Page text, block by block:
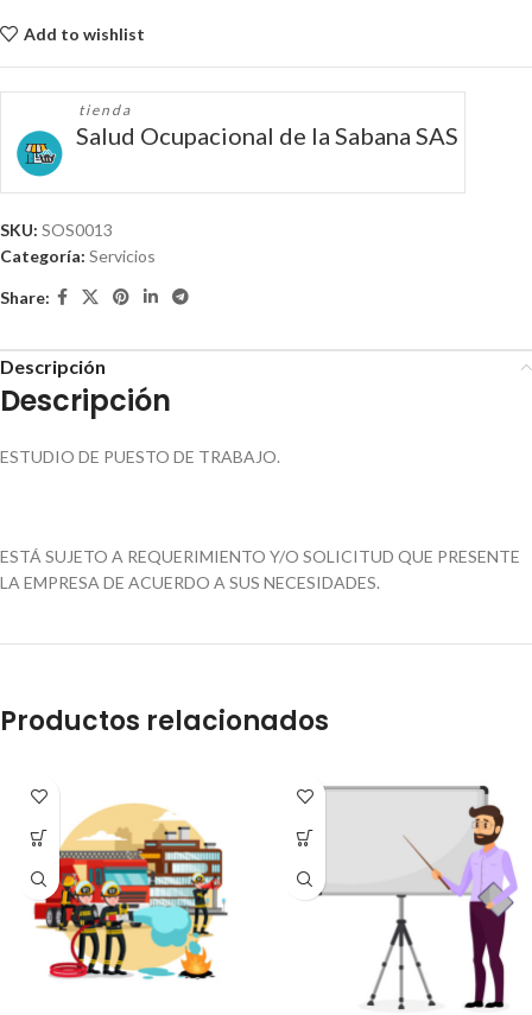
Add to wishlist
tienda
Salud Ocupacional de la Sabana SAS
SKU: SOS0013
Categoría: Servicios
Share:
Descripción
Descripción
ESTUDIO DE PUESTO DE TRABAJO.
ESTÁ SUJETO A REQUERIMIENTO Y/O SOLICITUD QUE PRESENTE
LA EMPRESA DE ACUERDO A SUS NECESIDADES.
Productos relacionados